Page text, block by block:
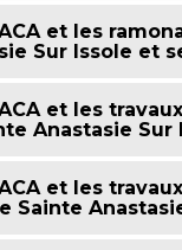
et les
Sur Issole et
et les
Anastasie
et les
Sainte